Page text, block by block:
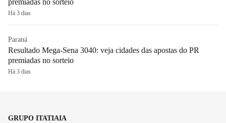
Há 3 dias
Paraná
Resultado Mega-Sena 3040: veja cidades das apostas do PR
premiadas no sorteio
Há 3 dias
GRUPO ITATIAIA